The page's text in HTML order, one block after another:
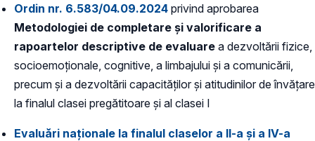
Ordin nr. 6.583/04.09.2024 privind aprobarea
Metodologiei de completare și valorificare a
rapoartelor descriptive de evaluare a dezvoltării fizice,
socioemoționale, cognitive, a limbajului și a comunicării,
precum și a dezvoltării capacităților și atitudinilor de învățare
la finalul clasei pregătitoare și al clasei I
Evaluări naționale la finalul claselor a II-a și a IV-a